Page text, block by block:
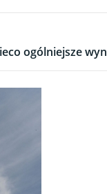
ogólniejsze